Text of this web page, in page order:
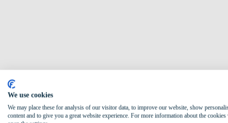
We use cookies
We may place these for analysis of our visitor data, to improve our website, show
content and to give you a great website experience. For more information about the cookies